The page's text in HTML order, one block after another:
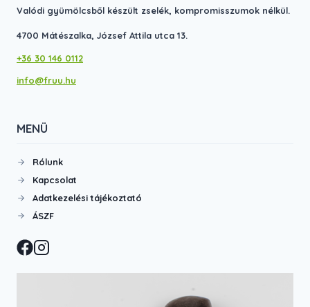
ki
ki
Valódi gyümölcsből készült zselék, kompromisszumok nélkül.
4700 Mátészalka, József Attila utca 13.
+36 30 146 0112
info@fruu.hu
MENÜ
Rólunk
Kapcsolat
Adatkezelési tájékoztató
ÁSZF